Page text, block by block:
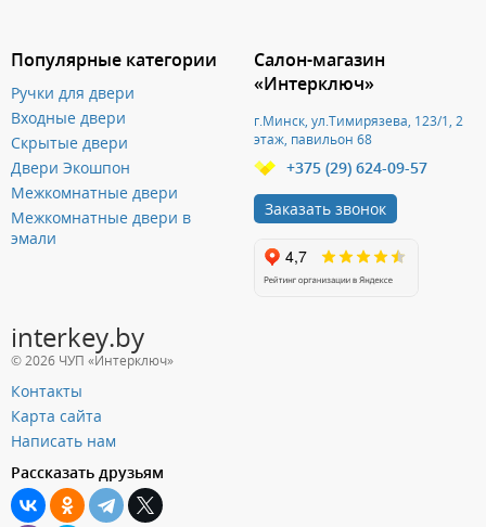
Популярные категории
Ручки для двери
Входные двери
Скрытые двери
Двери Экошпон
Межкомнатные двери
Межкомнатные двери в
эмали
Салон-магазин
«Интерключ»
г.Минск, ул.Тимирязева, 123/1, 2
этаж, павильон 68
+375 (29) 624-09-57
Заказать звонок
interkey.by
© 2026 ЧУП «Интерключ»
Контакты
Карта сайта
Написать нам
Рассказать друзьям